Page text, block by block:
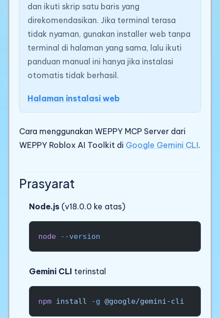
dan ikuti skrip satu baris yang
direkomendasikan. Jika terminal terasa
tidak nyaman, gunakan installer web tanpa
terminal di halaman yang sama, lalu ikuti
panduan manual ini hanya jika instalasi
otomatis tidak berhasil.
Halaman instalasi web
Cara menggunakan WEPPY MCP Server dari
WEPPY Roblox AI Toolkit di Google Gemini CLI.
Prasyarat
Node.js (v18.0.0 ke atas)
node --version
Gemini CLI terinstal
npm install -g @google/gemini-cli